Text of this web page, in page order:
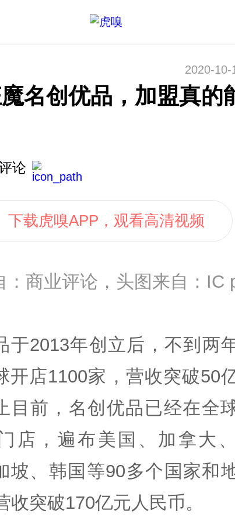
2020-10-
名创优品，加盟真的
论
下载虎嗅APP，观看高清视频
：商业评论，头图来自：IC
于2013年创立后，不到两
开店1100家，营收突破50
目前，名创优品已经在全
店，遍布美国、加拿大
坡、韩国等90多个国家和
收突破170亿元人民币。